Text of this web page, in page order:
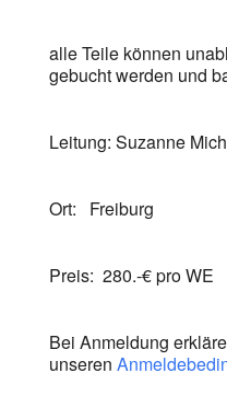
alle Teile können
gebucht werden und
Leitung: Suzanne
Ort: Freiburg
Preis: 280.-€ pro WE
Bei Anmeldung
unseren